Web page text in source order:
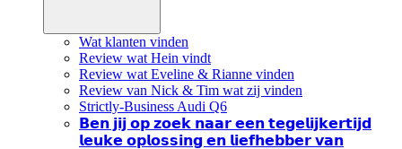
Wat klanten vinden
Review wat Hein vindt
Review wat Eveline & Rianne vinden
Review van Nick & Tim wat zij vinden
Strictly-Business Audi Q6
𝗕𝗲𝗻 𝗷𝗶𝗷 𝗼𝗽 𝘇𝗼𝗲𝗸 𝗻𝗮𝗮𝗿 𝗲𝗲𝗻 𝘁𝗲𝗴𝗲𝗹𝗶𝗷𝗸𝗲𝗿𝘁𝗶𝗷𝗱
𝗹𝗲𝘂𝗸𝗲 𝗼𝗽𝗹𝗼𝘀𝘀𝗶𝗻𝗴 𝗲𝗻 𝗹𝗶𝗲𝗳𝗵𝗲𝗯𝗯𝗲𝗿 𝘃𝗮𝗻